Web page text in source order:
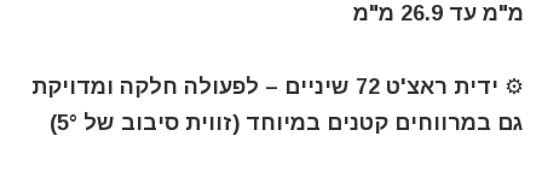
מ"מ עד 26.9 מ"מ
⚙️ ידית ראצ'ט 72 שיניים – לפעולה חלקה ומדויקת
גם במרווחים קטנים במיוחד (זווית סיבוב של 5°)